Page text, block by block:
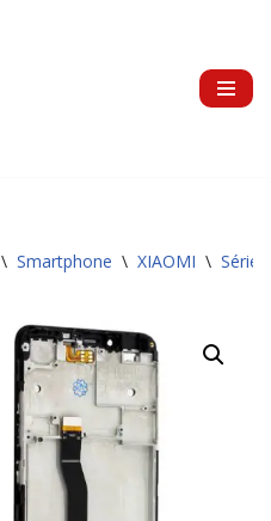
\ Smartphone \ XIAOMI \ Série